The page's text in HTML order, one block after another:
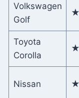
Volkswagen
Golf
Toyota
Corolla
Nissan